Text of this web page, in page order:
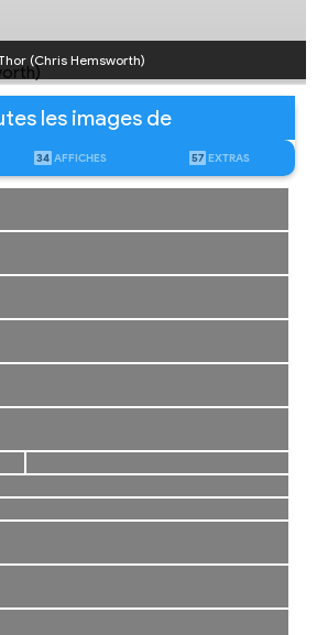
(Chris Hemsworth)
les images de
34 AFFICHES 57 EXTRAS